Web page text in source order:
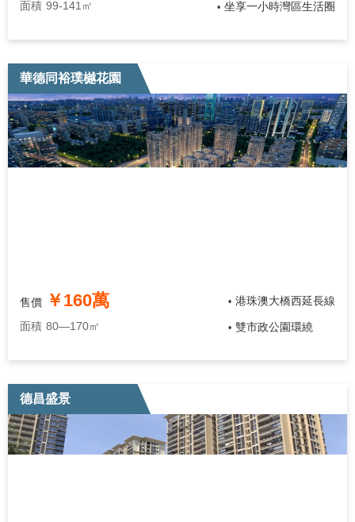
面積 99-141㎡ • 坐享一小時灣區生活圈
華德同裕璞樾花園
售價 ￥160萬
面積 80—170㎡
• 港珠澳大橋西延長線
• 雙市政公園環繞
德昌盛景